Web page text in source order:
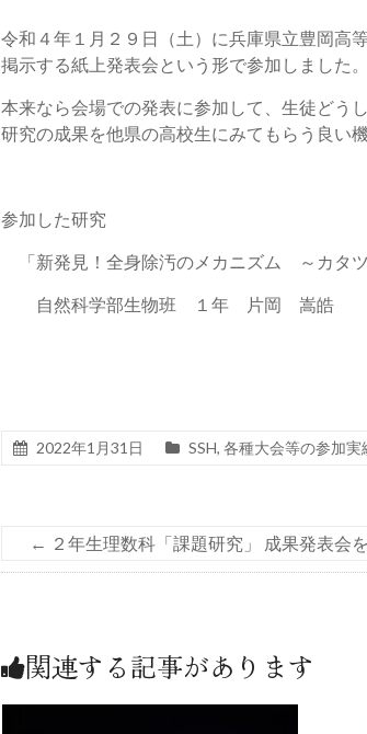
令和４年１月２９日（土）に兵庫県立豊岡高
掲示する紙上発表会という形で参加しました。
本来なら会場での発表に参加して、生徒どう
研究の成果を他県の高校生にみてもらう良い
参加した研究
「新発見！全身除汚のメカニズム ～カタ
自然科学部生物班 １年 片岡 嵩皓
2022年1月31日 SSH, 各種大会等の参加実
← ２年生理数科「課題研究」 成果発表会
関連する記事があります